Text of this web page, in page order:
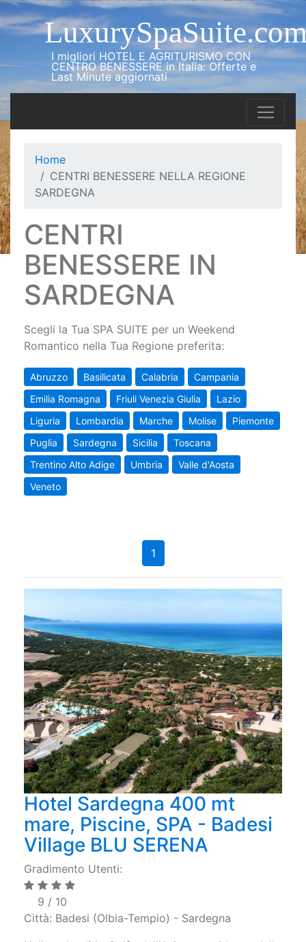
I migliori HOTEL E AGRITURISMO CON
CENTRO BENESSERE in Italia: Offerte e
Last Minute aggiornati
Home
CENTRI BENESSERE NELLA REGIONE
SARDEGNA
CENTRI
BENESSERE IN
SARDEGNA
Scegli la Tua SPA SUITE per un Weekend
Romantico nella Tua Regione preferita:
Abruzzo Basilicata Calabria
Campania
Emilia Romagna
Friuli Venezia Giulia
Lazio
Liguria
Lombardia Marche Molise
Piemonte
Puglia
Sardegna Sicilia
Toscana
Trentino Alto Adige
Umbria
Valle d'Aosta
Veneto
1
Hotel Sardegna 400 mt
mare, Piscine, SPA - Badesi
Village BLU SERENA
Gradimento Utenti:
9 / 10
Città: Badesi (Olbia-Tempio) - Sardegna